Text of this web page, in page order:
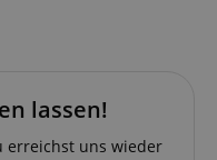
lassen!
erreichst uns wieder